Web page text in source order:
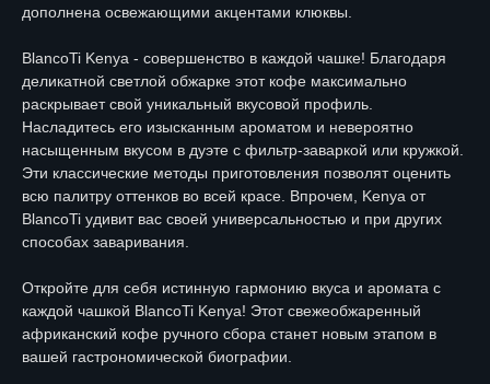
дополнена освежающими акцентами клюквы.
BlancoTi Kenya - совершенство в каждой чашке! Благодаря
деликатной светлой обжарке этот кофе максимально
раскрывает свой уникальный вкусовой профиль.
Насладитесь его изысканным ароматом и невероятно
насыщенным вкусом в дуэте с фильтр-заваркой или кружкой.
Эти классические методы приготовления позволят оценить
всю палитру оттенков во всей красе. Впрочем, Kenya от
BlancoTi удивит вас своей универсальностью и при других
способах заваривания.
Откройте для себя истинную гармонию вкуса и аромата с
каждой чашкой BlancoTi Kenya! Этот свежеобжаренный
африканский кофе ручного сбора станет новым этапом в
вашей гастрономической биографии.